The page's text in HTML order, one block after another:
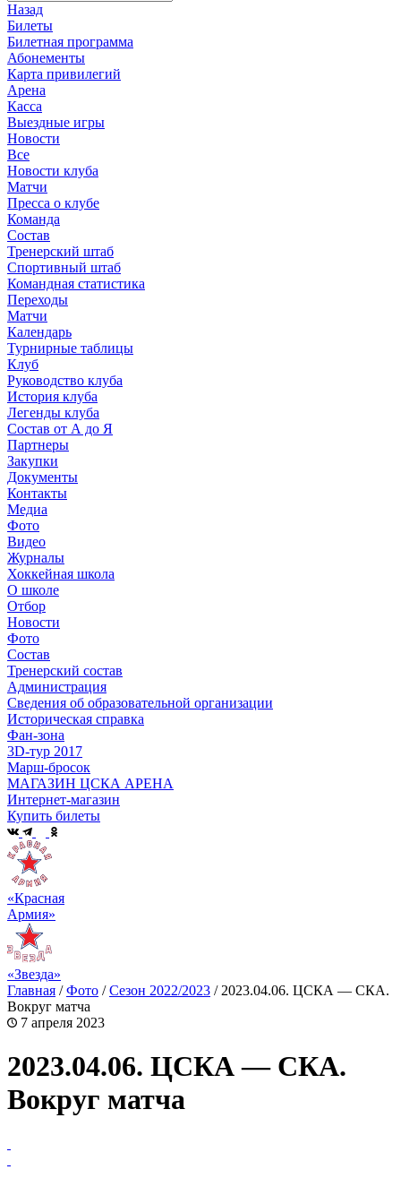
Назад
Билеты
Билетная программа
Абонементы
Карта привилегий
Арена
Касса
Выездные игры
Новости
Все
Новости клуба
Матчи
Пресса о клубе
Команда
Состав
Тренерский штаб
Спортивный штаб
Командная статистика
Переходы
Матчи
Календарь
Турнирные таблицы
Клуб
Руководство клуба
История клуба
Легенды клуба
Состав от А до Я
Партнеры
Закупки
Документы
Контакты
Медиа
Фото
Видео
Журналы
Хоккейная школа
О школе
Отбор
Новости
Фото
Состав
Тренерский состав
Администрация
Сведения об образовательной организации
Историческая справка
Фан-зона
3D-тур 2017
Марш-бросок
МАГАЗИН ЦСКА АРЕНА
Интернет-магазин
Купить билеты
«Красная
Армия»
«Звезда»
Главная /Фото /Сезон 2022/2023 / 2023.04.06. ЦСКА — СКА.
Вокруг матча
7 апреля 2023
2023.04.06. ЦСКА — СКА.
Вокруг матча